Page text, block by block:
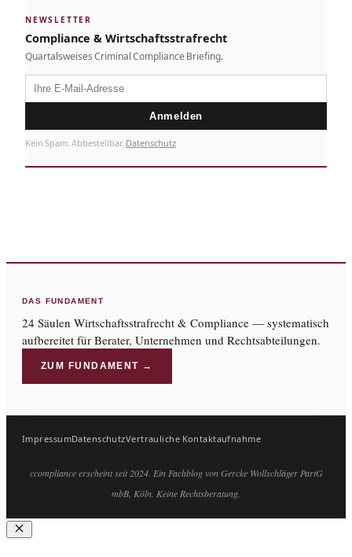
NEWSLETTER
Compliance & Wirtschaftsstrafrecht
Quartalsweises Criminal Compliance Briefing.
Anmelden
Kein Spam. Abbestellbar. Datenschutz
DAS FUNDAMENT
24 Säulen Wirtschaftsstrafrecht & Compliance — systematisch
aufbereitet für Berater, Unternehmen und Rechtsabteilungen.
ZUM FUNDAMENT →
ImpressumDatenschutzVertrauliche Kontaktaufnahme
ccompliance erscheint seit 2024. Ein Fachblog von Gercke Wollschläger PartG
mbB, Köln. Keine Rechtsberatung.
Schließen